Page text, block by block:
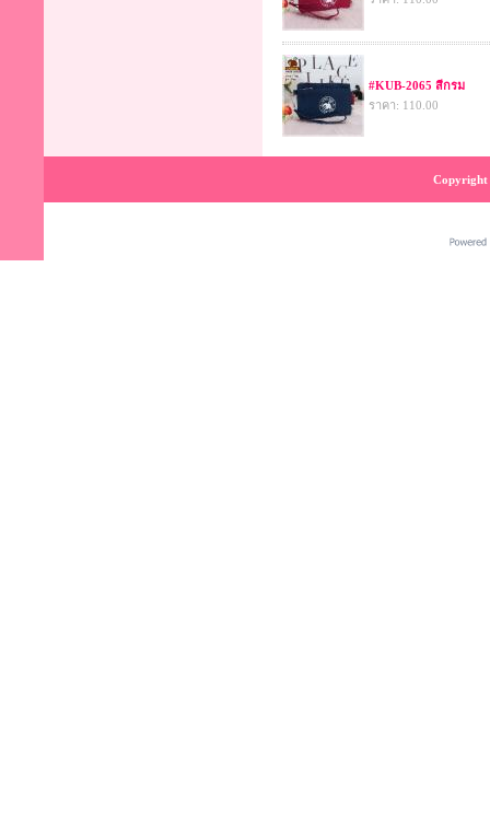
#KUB-2065 สีกรม
ราคา: 110.00
Copyright